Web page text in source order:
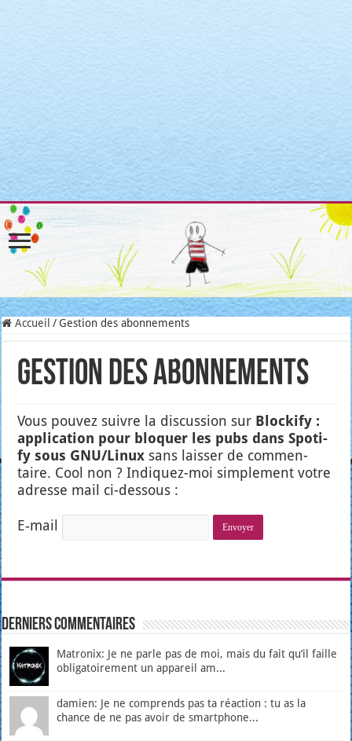
: Attempt to read property "post_type" on null in
/home/clients/3a3c8cae3088c621098b274e6da68c7c/sites/
includes/link-template.php
on line 4190
Accueil / Gestion des abonnements
Gestion des abonnements
Vous pou­vez suivre la dis­cus­sion sur Blo­cki­fy :
appli­ca­tion pour blo­quer les pubs dans Spo­ti­
fy sous GNU/Linux sans lais­ser de com­men­
taire. Cool non ? Indi­quez-moi sim­ple­ment votre
adresse mail ci-des­sous :
E‑mail
Derniers Commentaires
Matronix: Je ne parle pas de moi, mais du fait qu’il faille
obligatoirement un appareil am...
damien: Je ne comprends pas ta réaction : tu as la
chance de ne pas avoir de smartphone...